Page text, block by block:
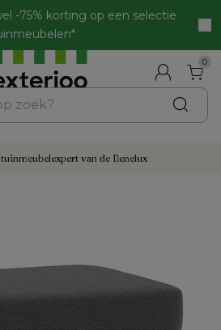
-75% korting op een selectie
0
van de Benelux